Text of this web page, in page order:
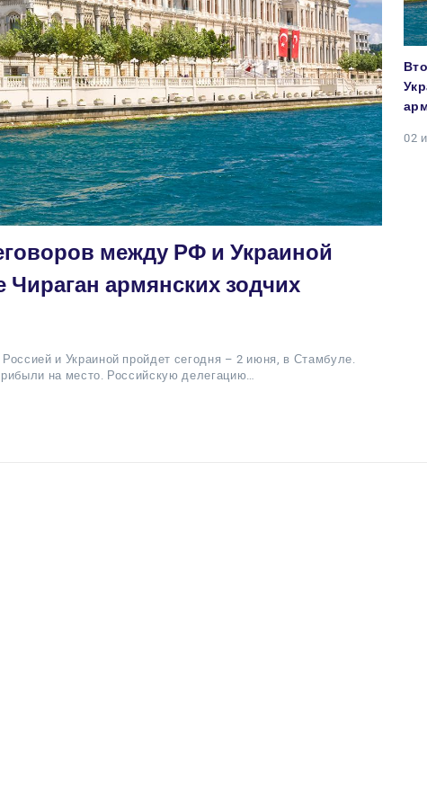
между РФ и Украиной
армянских зодчих
и Украиной пройдет сегодня – 2 июня, в Стамбуле.
на место. Российскую делегацию…
02